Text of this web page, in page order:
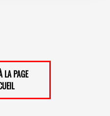
LA PAGE